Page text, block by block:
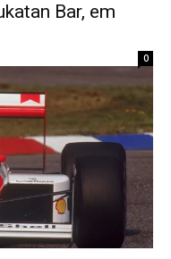
Bar, em
0